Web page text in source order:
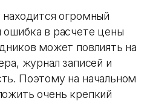
огромный
в расчете цены
может повлиять на
журнал записей и
Поэтому на начальном
очень крепкий